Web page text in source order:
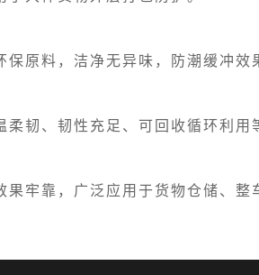
原料，洁净无异味，防潮缓冲效
韧、韧性充足、可回收循环利
牢靠，广泛应用于货物仓储、整